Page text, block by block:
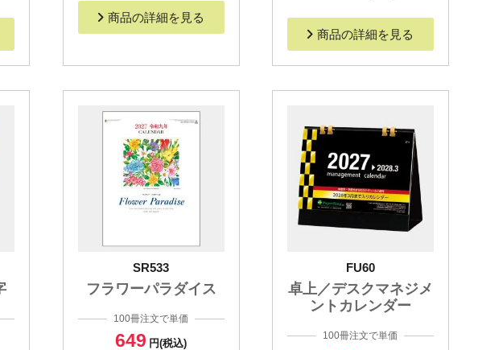
商品の詳細を見る
商品の詳細を見る
SR533
フラワーパラダイス
100冊注文で単価
649 円(税込)
FU60
卓上／デスクマネジメ
ントカレンダー
100冊注文で単価